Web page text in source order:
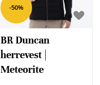
-50%
BR Duncan
herrevest |
Meteorite